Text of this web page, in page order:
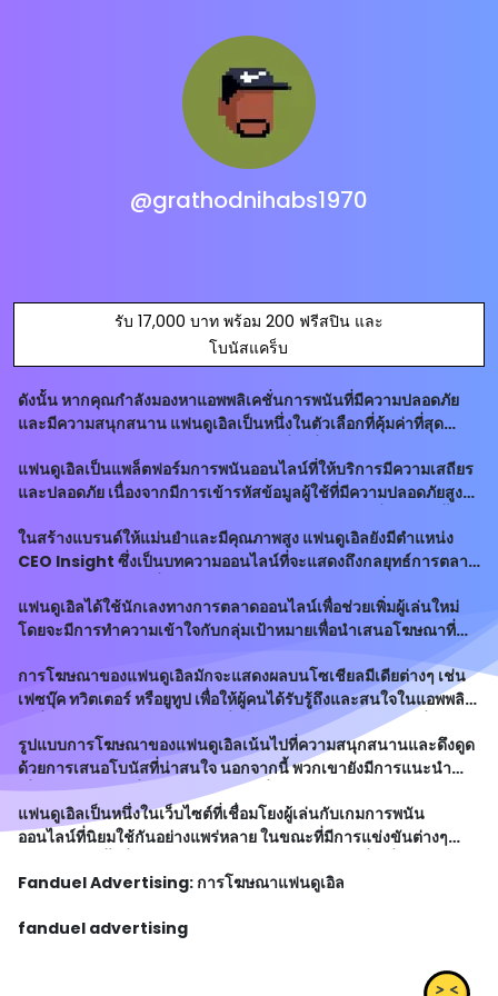
@grathodnihabs1970
รับ 17,000 บาท พร้อม 200 ฟรีสปิน และ
โบนัสแคร็บ
ดังนั้น หากคุณกำลังมองหาแอพพลิเคชั่นการพนันที่มีความปลอดภัย
และมีความสนุกสนาน แฟนดูเอิลเป็นหนึ่งในตัวเลือกที่คุ้มค่าที่สุด
ความรับผิดชอบ แต
แฟนดูเอิลเป็นแพล็ตฟอร์มการพนันออนไลน์ที่ให้บริการมีความเสถียร
และปลอดภัย เนื่องจากมีการเข้ารหัสข้อมูลผู้ใช้ที่มีความปลอดภัยสูง
ในสร้างแบรนด์ให้แม่นยำและมีคุณภาพสูง แฟนดูเอิลยังมีตำแหน่ง
CEO Insight ซึ่งเป็นบทความออนไลน์ที่จะแสดงถึงกลยุทธ์การตลาด
แฟนดูเอิลได้ใช้นักเลงทางการตลาดออนไลน์เพื่อช่วยเพิ่มผู้เล่นใหม่
โดยจะมีการทำความเข้าใจกับกลุ่มเป้าหมายเพื่อนำเสนอโฆษณาที่
การโฆษณาของแฟนดูเอิลมักจะแสดงผลบนโซเชียลมีเดียต่างๆ เช่น
เฟซบุ๊ค ทวิตเตอร์ หรือยูทูป เพื่อให้ผู้คนได้รับรู้ถึงและสนใจในแอพพลิ
เคชั่นของพวกเขา พวกเขายังมีสิ่งที่เรียกว่า "แคชเชียร์โค้ด" ที่
สามารถใช้เพื่
รูปแบบการโฆษณาของแฟนดูเอิลเน้นไปที่ความสนุกสนานและดึงดูด
ด้วยการเสนอโบนัสที่น่าสนใจ นอกจากนี้ พวกเขายังมีการแนะนำ
เพื่อนโดยไม่ต้องเสี่ยงเสียเงินเอง โดยที่ผู้เล่นสามารถสร้างรายได้จาก
การรับแนะนำเพื่อนอีกด
แฟนดูเอิลเป็นหนึ่งในเว็บไซต์ที่เชื่อมโยงผู้เล่นกับเกมการพนัน
ออนไลน์ที่นิยมใช้กันอย่างแพร่หลาย ในขณะที่มีการแข่งขันต่างๆ
สนใจและหาผู้เล่นให
Fanduel Advertising: การโฆษณาแฟนดูเอิล
fanduel advertising